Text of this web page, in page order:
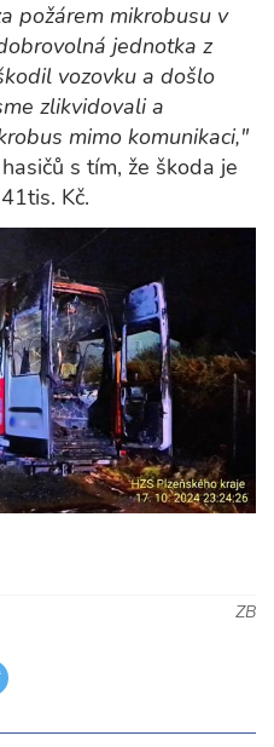
požárem mikrobusu v
jednotka z
vozovku a došlo
zlikvidovali a
mimo komunikaci,"
s tím, že škoda je
Kč.
ZB